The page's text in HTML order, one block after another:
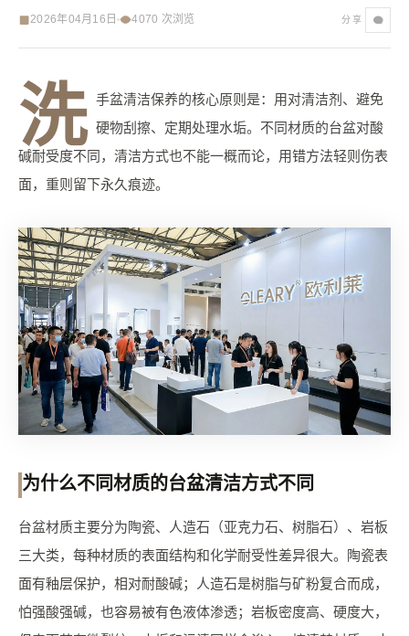
2026年04月16日 4070 次浏览 分享
洗 手盆清洁保养的核心原则是：用对清洁剂、避免
硬物刮擦、定期处理水垢。不同材质的台盆对酸
碱耐受度不同，清洁方式也不能一概而论，用错方法轻则伤表
面，重则留下永久痕迹。
为什么不同材质的台盆清洁方式不同
台盆材质主要分为陶瓷、人造石（亚克力石、树脂石）、岩板
三大类，每种材质的表面结构和化学耐受性差异很大。陶瓷表
面有釉层保护，相对耐酸碱；人造石是树脂与矿粉复合而成，
怕强酸强碱，也容易被有色液体渗透；岩板密度高、硬度大，